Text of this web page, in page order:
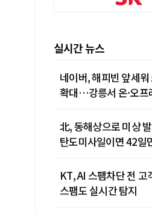
실시간 뉴스
네이버, 해피빈 앞세
확대…강릉서 온·오프
北, 동해상으로 미상
탄도미사일이면 42일
KT, AI 스팸차단 전
스팸도 실시간 탐지